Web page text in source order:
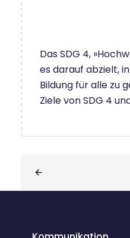
Das SDG 4,
es darauf abzielt,
Bildung für alle zu
Ziele von SDG 4
Blöcke